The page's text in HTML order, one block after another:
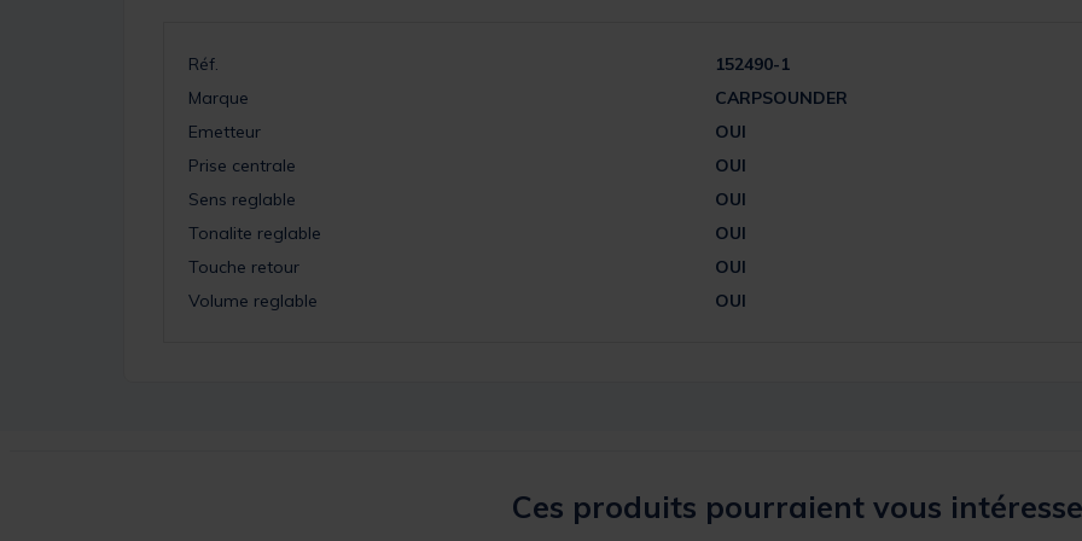
Réf.
152490-1
Marque
CARPSOUNDER
Emetteur
OUI
Prise centrale
OUI
Sens reglable
OUI
Tonalite reglable
OUI
Touche retour
OUI
Volume reglable
OUI
Ces produits pourraient vous